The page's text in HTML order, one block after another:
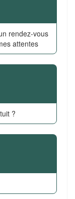
rendez-vous
attentes
?